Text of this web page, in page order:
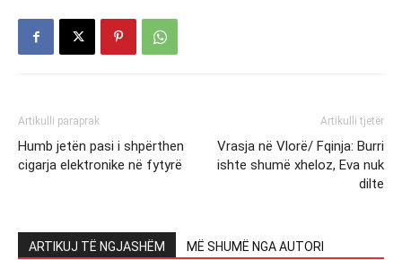
Artikulli paraprak
Humb jetën pasi i shpërthen
cigarja elektronike në fytyrë
Artikulli tjetër
Vrasja në Vlorë/ Fqinja: Burri
ishte shumë xheloz, Eva nuk
dilte
ARTIKUJ TË NGJASHËM MË SHUMË NGA AUTORI